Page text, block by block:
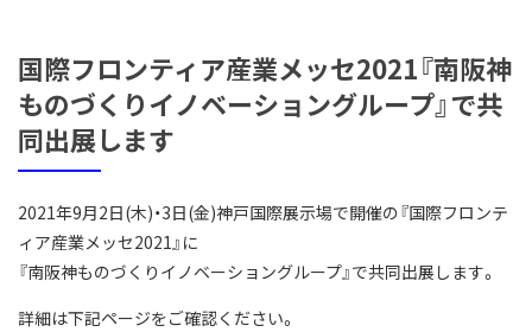
国際フロンティア産業メッセ2021『南阪神
ものづくりイノベーショングループ』で共
同出展します
2021年9月2日(木)・3日(金)神戸国際展示場で開催の『国際フロンテ
ィア産業メッセ2021』に
『南阪神ものづくりイノベーショングループ』で共同出展します。
詳細は下記ページをご確認ください。